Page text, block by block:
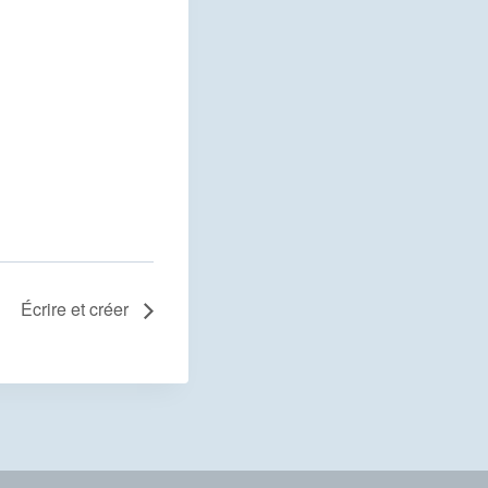
Écrire et créer